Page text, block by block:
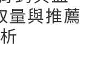
量與推薦